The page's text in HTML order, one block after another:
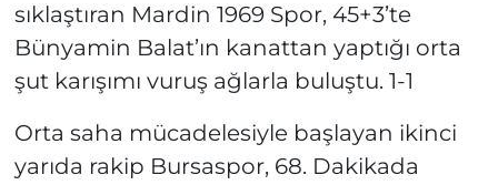
sıklaştıran Mardin 1969 Spor, 45+3’te
Bünyamin Balat’ın kanattan yaptığı orta
şut karışımı vuruş ağlarla buluştu. 1-1
Orta saha mücadelesiyle başlayan ikinci
yarıda rakip Bursaspor, 68. Dakikada